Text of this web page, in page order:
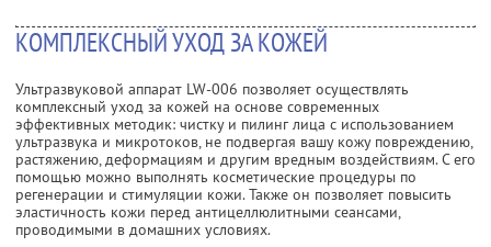
КОМПЛЕКСНЫЙ УХОД ЗА КОЖЕЙ
Ультразвуковой аппарат LW-006 позволяет осуществлять
комплексный уход за кожей на основе современных
эффективных методик: чистку и пилинг лица с использованием
ультразвука и микротоков, не подвергая вашу кожу повреждению,
растяжению, деформациям и другим вредным воздействиям. С его
помощью можно выполнять косметические процедуры по
регенерации и стимуляции кожи. Также он позволяет повысить
эластичность кожи перед антицеллюлитными сеансами,
проводимыми в домашних условиях.